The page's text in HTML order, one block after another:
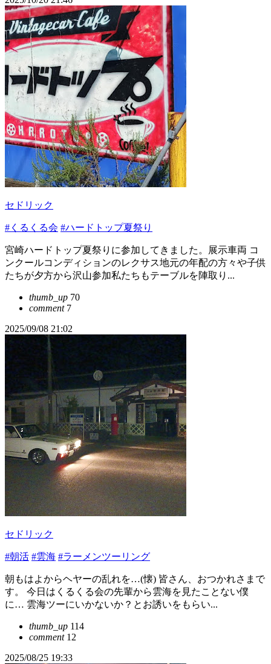
セドリック
#くるくる会 #ハードトップ夏祭り
宮崎ハードトップ夏祭りに参加してきました。展示車両 コ
ンクールコンディションのレクサス地元の年配の方々や子供
たちが夕方から沢山参加私たちもテーブルを陣取り...
thumb_up 70
comment7
2025/09/08 21:02
セドリック
#朝活 #雲海 #ラーメンツーリング
朝もはよからヘヤーの乱れを…(懐) 皆さん、おつかれさまで
す。 今日はくるくる会の先輩から雲海を見たことない僕
に… 雲海ツーにいかないか？とお誘いをもらい...
thumb_up 114
comment12
2025/08/25 19:33